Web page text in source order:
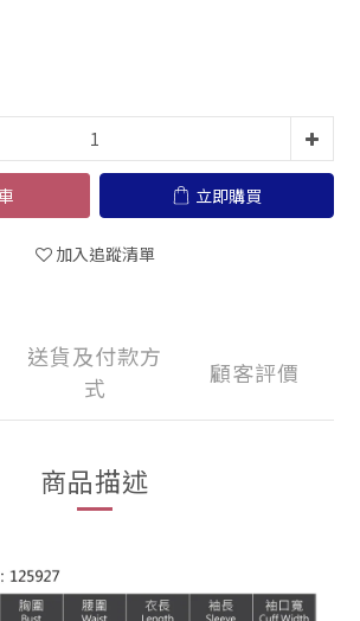
立即購買
加入追蹤清單
送貨及付款方
式
顧客評價
商品描述